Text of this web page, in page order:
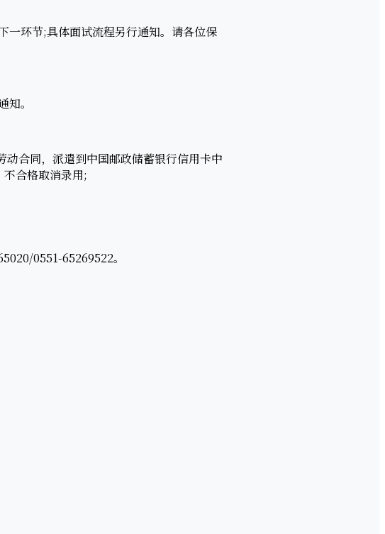
环节;具体面试流程另行通知。请各位保
。
合同，派遣到中国邮政储蓄银行信用卡中
合格取消录用;
0551-65269522。